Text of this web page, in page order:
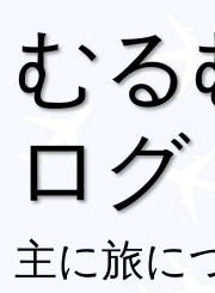
む
ログ
主に旅に